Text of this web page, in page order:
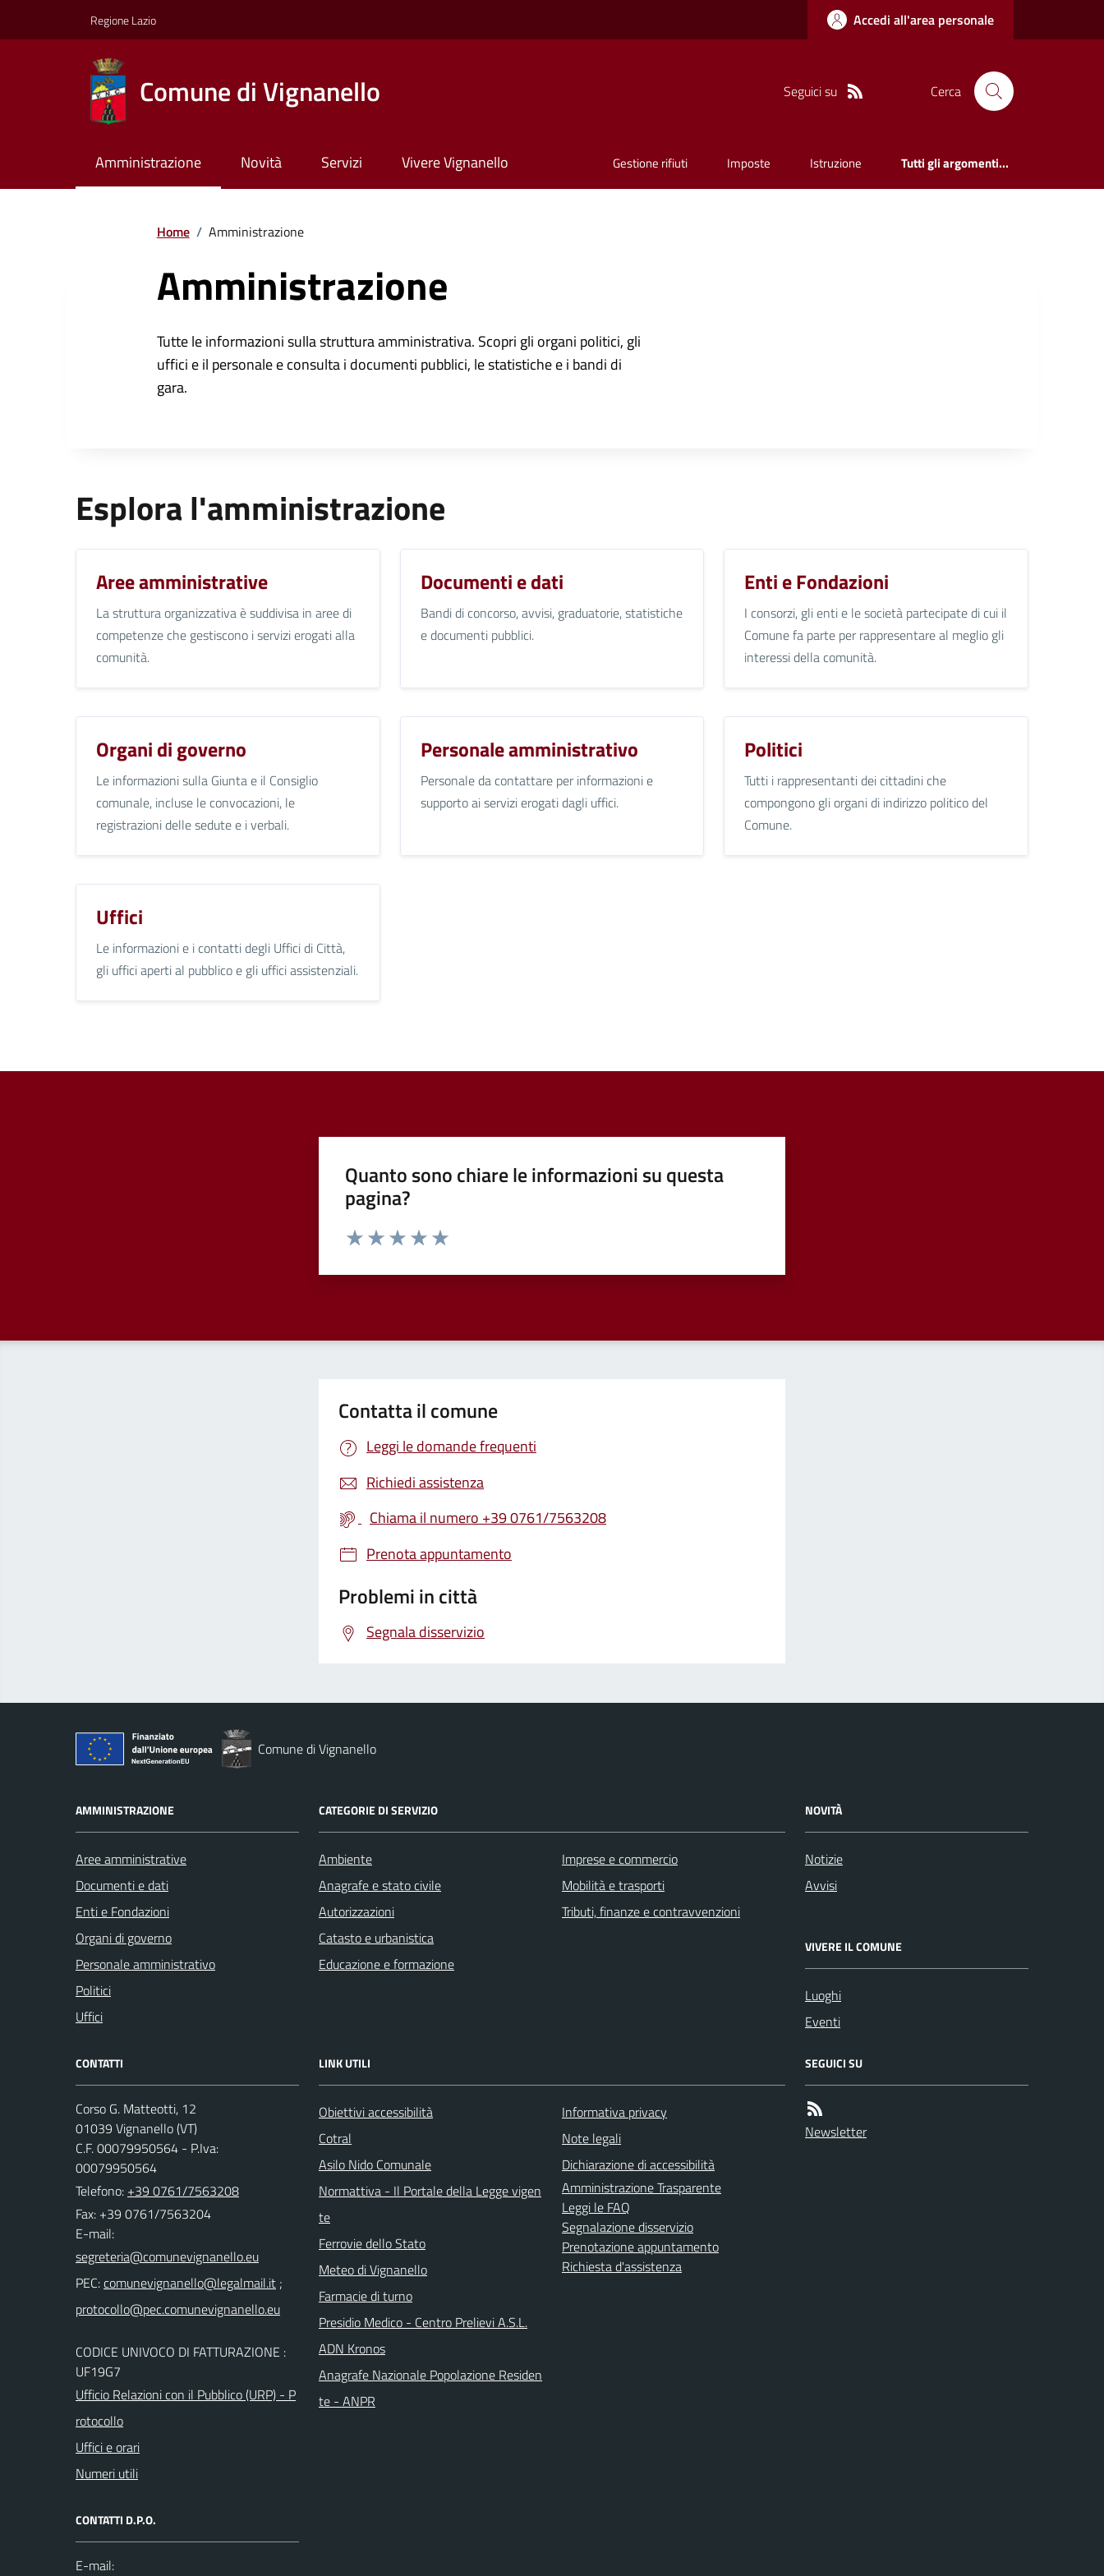
Regione Lazio Accedi all'area personale
Comune di Vignanello Seguici su Cerca
Amministrazione Novità Servizi Vivere Vignanello Gestione rifiuti Imposte Istruzione Tutti gli argomenti...
Home / Amministrazione
Amministrazione
Tutte le informazioni sulla struttura amministrativa. Scopri gli organi politici, gli
uffici e il personale e consulta i documenti pubblici, le statistiche e i bandi di
gara.
Esplora l'amministrazione
Aree amministrative
La struttura organizzativa è suddivisa in aree di
competenze che gestiscono i servizi erogati alla
comunità.
Documenti e dati
Bandi di concorso, avvisi, graduatorie, statistiche
e documenti pubblici.
Enti e Fondazioni
I consorzi, gli enti e le società partecipate di cui il
Comune fa parte per rappresentare al meglio gli
interessi della comunità.
Organi di governo
Le informazioni sulla Giunta e il Consiglio
comunale, incluse le convocazioni, le
registrazioni delle sedute e i verbali.
Personale amministrativo
Personale da contattare per informazioni e
supporto ai servizi erogati dagli uffici.
Politici
Tutti i rappresentanti dei cittadini che
compongono gli organi di indirizzo politico del
Comune.
Uffici
Le informazioni e i contatti degli Uffici di Città,
gli uffici aperti al pubblico e gli uffici assistenziali.
Quanto sono chiare le informazioni su questa
pagina?
Valuta da 1 a 5 stelle la pagina
Contatta il comune
Leggi le domande frequenti
Richiedi assistenza
Chiama il numero +39 0761/7563208
Prenota appuntamento
Problemi in città
Segnala disservizio
Comune di Vignanello
AMMINISTRAZIONE
Aree amministrative
Documenti e dati
Enti e Fondazioni
Organi di governo
Personale amministrativo
Politici
Uffici
CATEGORIE DI SERVIZIO
Ambiente
Anagrafe e stato civile
Autorizzazioni
Catasto e urbanistica
Educazione e formazione
Imprese e commercio
Mobilità e trasporti
Tributi, finanze e contravvenzioni
NOVITÀ
Notizie
Avvisi
VIVERE IL COMUNE
Luoghi
Eventi
CONTATTI
Corso G. Matteotti, 12
01039 Vignanello (VT)
C.F. 00079950564 - P.Iva:
00079950564
Telefono: +39 0761/7563208
Fax: +39 0761/7563204
E-mail:
PEC: ;
CODICE UNIVOCO DI FATTURAZIONE :
UF19G7
Ufficio Relazioni con il Pubblico (URP) - P
rotocollo
Uffici e orari
Numeri utili
CONTATTI D.P.O.
E-mail:
LINK UTILI
Obiettivi accessibilità
Cotral
Asilo Nido Comunale
Normattiva - Il Portale della Legge vigen
te
Ferrovie dello Stato
Meteo di Vignanello
Farmacie di turno
Presidio Medico - Centro Prelievi A.S.L.
ADN Kronos
Anagrafe Nazionale Popolazione Residen
te - ANPR
Informativa privacy
Note legali
Dichiarazione di accessibilità
Amministrazione Trasparente
Leggi le FAQ
Segnalazione disservizio
Prenotazione appuntamento
Richiesta d'assistenza
SEGUICI SU
Newsletter